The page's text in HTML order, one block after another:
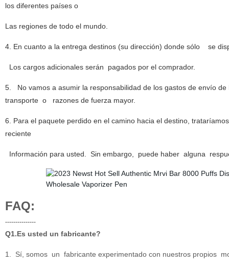
los diferentes países o
Las regiones de todo el mundo.
4. En cuanto a la entrega destinos (su dirección) donde sólo se
Los cargos adicionales serán pagados por el comprador.
5. No vamos a asumir la responsabilidad de los gastos de envío
transporte o razones de fuerza mayor.
6. Para el paquete perdido en el camino hacia el destino,
reciente
Información para usted. Sin embargo, puede haber alguna
FAQ:
---------------
Q1.Es usted un fabricante?
1. Sí, somos un fabricante experimentado con nuestros propios